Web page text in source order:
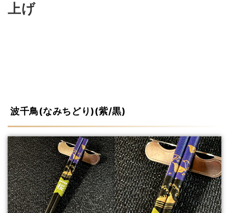
上げ
波千鳥(なみちどり)(紫/黒)